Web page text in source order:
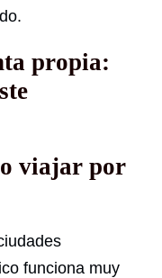
propia:
viajar por
funciona muy